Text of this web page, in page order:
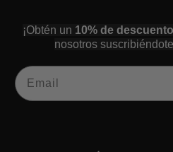
¡Obtén un 10% de descuento
nosotros
Email